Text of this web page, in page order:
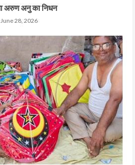
अरुण अनु का निधन
June 28, 2026